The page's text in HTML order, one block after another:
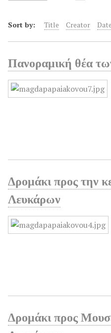
Sort by: Title Creator
Πανοραμική θέα
Δρομάκι προς την
Λευκάρων
Δρομάκι προς